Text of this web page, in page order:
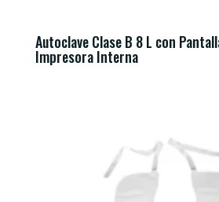
Autoclave Clase B 8 L con
Impresora Interna